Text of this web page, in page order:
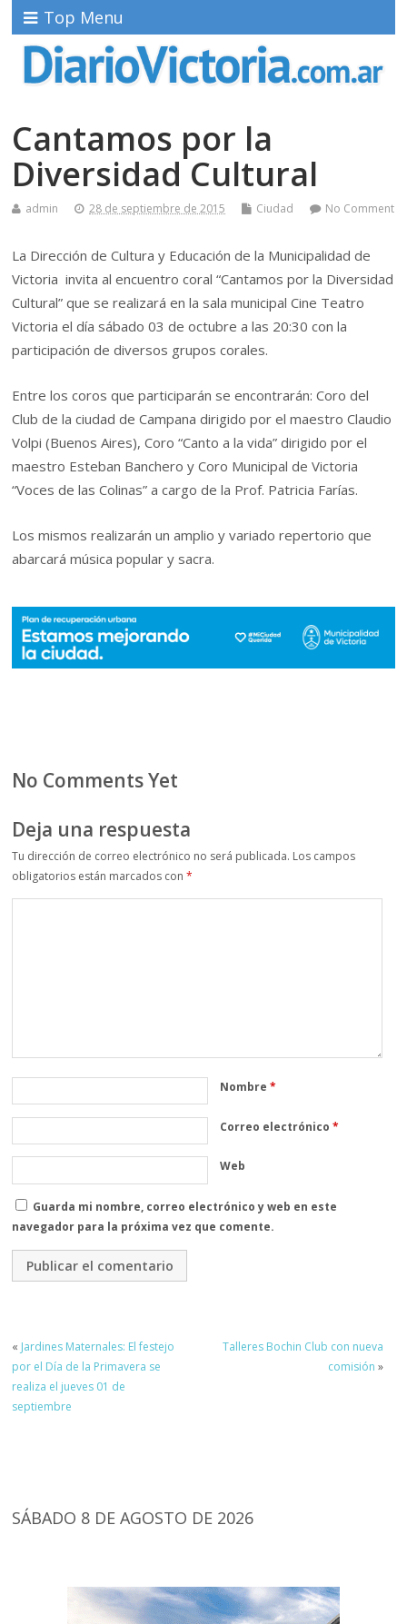
Top Menu
Cantamos por la
Diversidad Cultural
admin 28 de septiembre de 2015 Ciudad No Comment
La Dirección de Cultura y Educación de la Municipalidad de
Victoria invita al encuentro coral “Cantamos por la Diversidad
Cultural” que se realizará en la sala municipal Cine Teatro
Victoria el día sábado 03 de octubre a las 20:30 con la
participación de diversos grupos corales.
Entre los coros que participarán se encontrarán: Coro del
Club de la ciudad de Campana dirigido por el maestro Claudio
Volpi (Buenos Aires), Coro “Canto a la vida” dirigido por el
maestro Esteban Banchero y Coro Municipal de Victoria
“Voces de las Colinas” a cargo de la Prof. Patricia Farías.
Los mismos realizarán un amplio y variado repertorio que
abarcará música popular y sacra.
No Comments Yet
Deja una respuesta
Tu dirección de correo electrónico no será publicada. Los campos
obligatorios están marcados con*
Nombre*
Correo electrónico*
Web
Guarda mi nombre, correo electrónico y web en este
navegador para la próxima vez que comente.
« Jardines Maternales: El festejo
por el Día de la Primavera se
realiza el jueves 01 de
septiembre
Talleres Bochin Club con nueva
comisión »
SÁBADO 8 DE AGOSTO DE 2026